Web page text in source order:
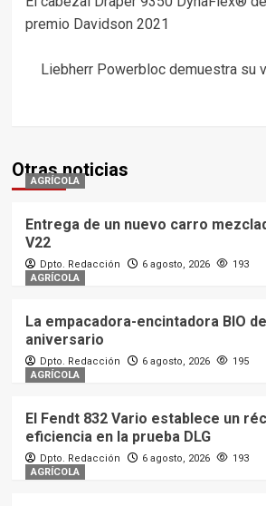
navigation
premio Davidson 2021
Liebherr Powerbloc demuestra su
Otras noticias
AGRÍCOLA
Entrega de un nuevo carro
V22
Dpto. Redacción 6 agosto, 2026
193
AGRÍCOLA
La empacadora-encintadora BIO
aniversario
Dpto. Redacción 6 agosto, 2026
195
AGRÍCOLA
El Fendt 832 Vario establece un
eficiencia en la prueba DLG
Dpto. Redacción 6 agosto, 2026
193
AGRÍCOLA